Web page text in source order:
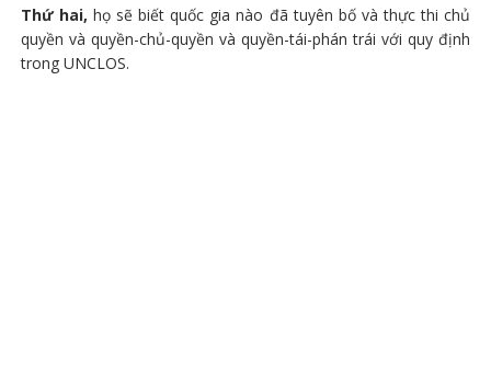
Thứ hai, họ sẽ biết quốc gia nào đã tuyên bố và thực thi chủ
quyền và quyền-chủ-quyền và quyền-tái-phán trái với quy định
trong UNCLOS.